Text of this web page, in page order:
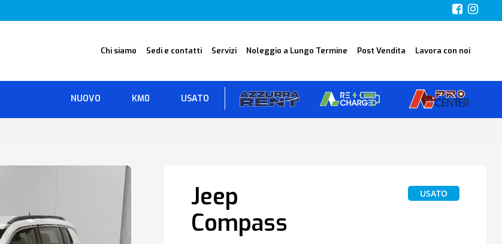
Chi siamo Sedi e contatti Servizi Noleggio a Lungo Termine Post Vendita Lavora con noi
NUOVO KM0 USATO
Jeep
Compass
USATO